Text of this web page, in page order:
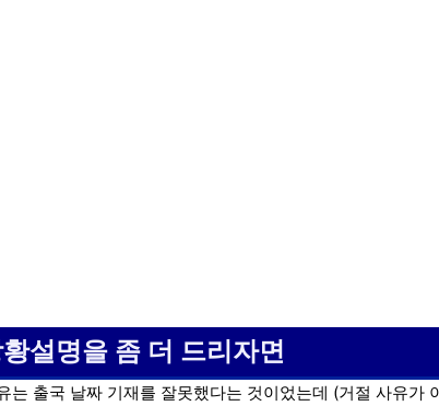
설명을 좀 더 드리자면
는 출국 날짜 기재를 잘못했다는 것이었는데 (거절 사유가